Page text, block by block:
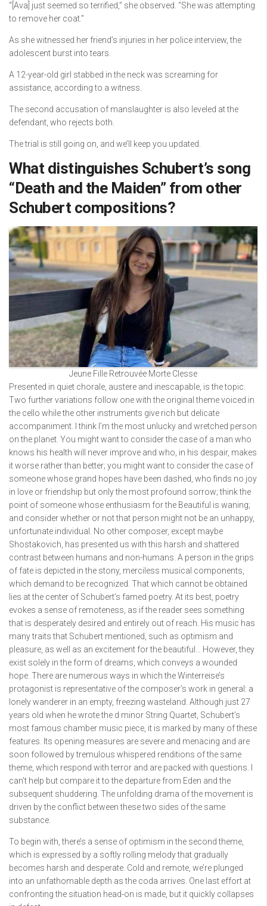
“[Ava] just seemed so terrified,” she observed. “She was attempting
to remove her coat.”
As she witnessed her friend’s injuries in her police interview, the
adolescent burst into tears.
A 12-year-old girl stabbed in the neck was screaming for
assistance, according to a witness.
The second accusation of manslaughter is also leveled at the
defendant, who rejects both.
The trial is still going on, and we’ll keep you updated.
What distinguishes Schubert’s song
“Death and the Maiden” from other
Schubert compositions?
Jeune Fille Retrouvée Morte Clesse
Presented in quiet chorale, austere and inescapable, is the topic.
Two further variations follow one with the original theme voiced in
the cello while the other instruments give rich but delicate
accompaniment. I think I’m the most unlucky and wretched person
on the planet. You might want to consider the case of a man who
knows his health will never improve and who, in his despair, makes
it worse rather than better; you might want to consider the case of
someone whose grand hopes have been dashed, who finds no joy
in love or friendship but only the most profound sorrow; think the
point of someone whose enthusiasm for the Beautiful is waning;
and consider whether or not that person might not be an unhappy,
unfortunate individual. No other composer, except maybe
Shostakovich, has presented us with this harsh and shattered
contrast between humans and non-humans. A person in the grips
of fate is depicted in the stony, merciless musical components,
which demand to be recognized. That which cannot be obtained
lies at the center of Schubert’s famed poetry. At its best, poetry
evokes a sense of remoteness, as if the reader sees something
that is desperately desired and entirely out of reach. His music has
many traits that Schubert mentioned, such as optimism and
pleasure, as well as an excitement for the beautiful… However, they
exist solely in the form of dreams, which conveys a wounded
hope. There are numerous ways in which the Winterreise’s
protagonist is representative of the composer’s work in general: a
lonely wanderer in an empty, freezing wasteland. Although just 27
years old when he wrote the d minor String Quartet, Schubert’s
most famous chamber music piece, it is marked by many of these
features. Its opening measures are severe and menacing and are
soon followed by tremulous whispered renditions of the same
theme, which respond with terror and are packed with questions. I
can’t help but compare it to the departure from Eden and the
subsequent shuddering. The unfolding drama of the movement is
driven by the conflict between these two sides of the same
substance.
To begin with, there’s a sense of optimism in the second theme,
which is expressed by a softly rolling melody that gradually
becomes harsh and desperate. Cold and remote, we’re plunged
into an unfathomable depth as the coda arrives. One last effort at
confronting the situation head-on is made, but it quickly collapses